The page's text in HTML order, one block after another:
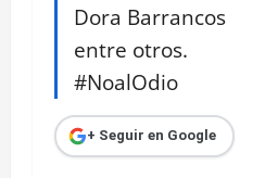
Dora Barrancos
entre otros.
#NoalOdio
+ Seguir en Google